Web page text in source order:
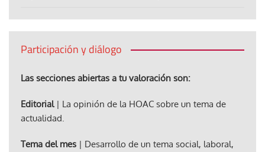
Participación y diálogo
Las secciones abiertas a tu valoración son:
Editorial| La opinión de la HOAC sobre un tema de
actualidad.
Tema del mes | Desarrollo de un tema social, laboral,